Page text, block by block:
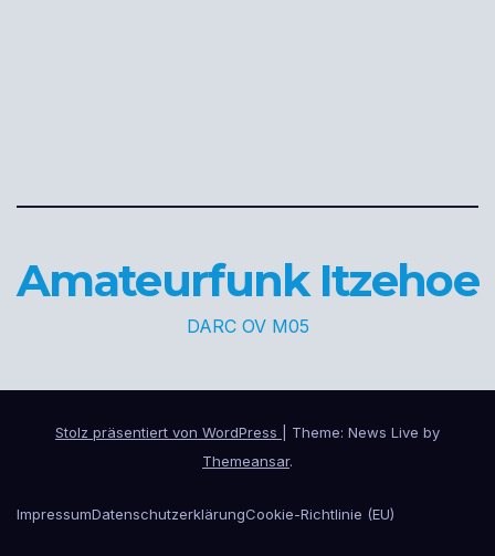
Amateurfunk Itzehoe
DARC OV M05
Stolz präsentiert von WordPress
Theme: News Live by
Themeansar.
ImpressumDatenschutzerklärungCookie-Richtlinie (EU)